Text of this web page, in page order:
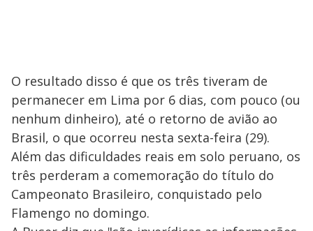
O resultado disso é que os três tiveram de
permanecer em Lima por 6 dias, com pouco (ou
nenhum dinheiro), até o retorno de avião ao
Brasil, o que ocorreu nesta sexta-feira (29).
Além das dificuldades reais em solo peruano, os
três perderam a comemoração do título do
Campeonato Brasileiro, conquistado pelo
Flamengo no domingo.